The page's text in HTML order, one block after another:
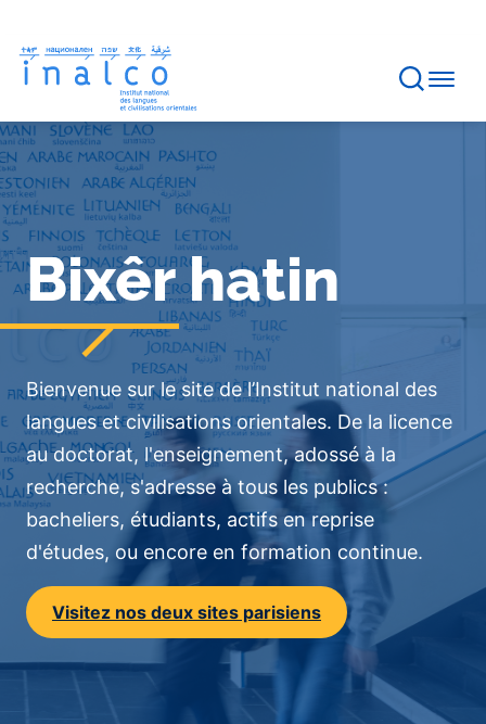
contenu
principal
Bannière
de
page
d'accueil
Bixêr hatin
Bienvenue sur le site de l’Institut national des
langues et civilisations orientales. De la licence
au doctorat, l'enseignement, adossé à la
recherche, s'adresse à tous les publics :
bacheliers, étudiants, actifs en reprise
d'études, ou encore en formation continue.
Visitez nos deux sites parisiens